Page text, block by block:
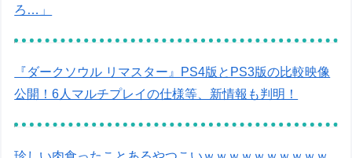
ろ…」
『ダークソウル リマスター』PS4版とPS3版の比較映像
公開！6人マルチプレイの仕様等、新情報も判明！